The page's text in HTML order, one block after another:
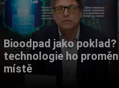
Bioodpad jako poklad?
technologie ho
místě